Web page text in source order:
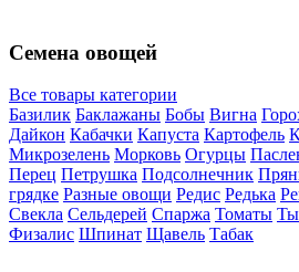
Семена овощей
Все товары категории
Базилик Баклажаны Бобы Вигна
Дайкон Кабачки Капуста Картофель
Микрозелень Морковь Огурцы
Перец Петрушка Подсолнечник
грядке Разные овощи Редис Редька
Свекла Сельдерей Спаржа Томаты
Физалис Шпинат Щавель Табак